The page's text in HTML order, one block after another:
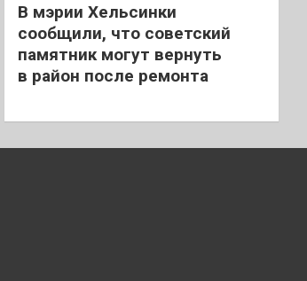
В мэрии Хельсинки
сообщили, что советский
памятник могут вернуть
в район после ремонта